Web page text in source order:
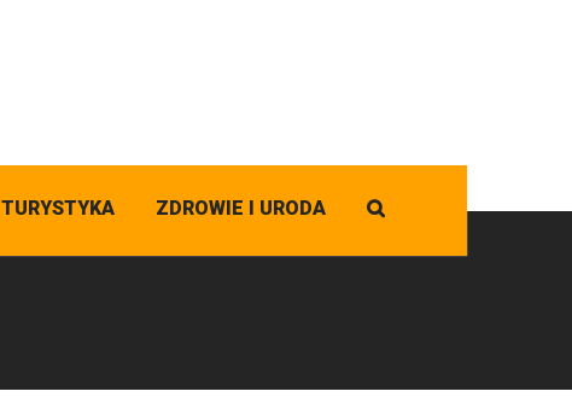
TURYSTYKA ZDROWIE I URODA